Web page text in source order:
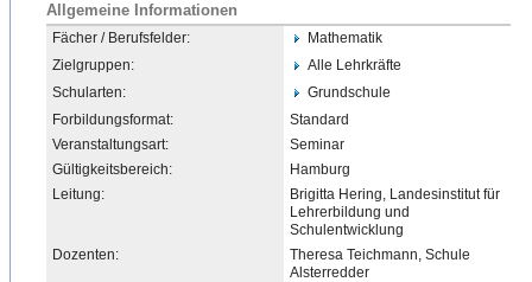
Allgemeine Informationen
Fächer / Berufsfelder:
Mathematik
Zielgruppen:
Alle Lehrkräfte
Schularten:
Grundschule
Forbildungsformat:
Standard
Veranstaltungsart:
Seminar
Gültigkeitsbereich:
Hamburg
Leitung:
Brigitta Hering, Landesinstitut für
Lehrerbildung und
Schulentwicklung
Dozenten:
Theresa Teichmann, Schule
Alsterredder